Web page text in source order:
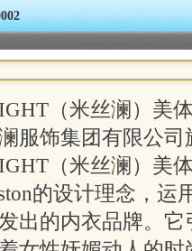
（米丝澜）美
服饰集团有限公
（米丝澜）美
的设计理念，
出的内衣品牌。